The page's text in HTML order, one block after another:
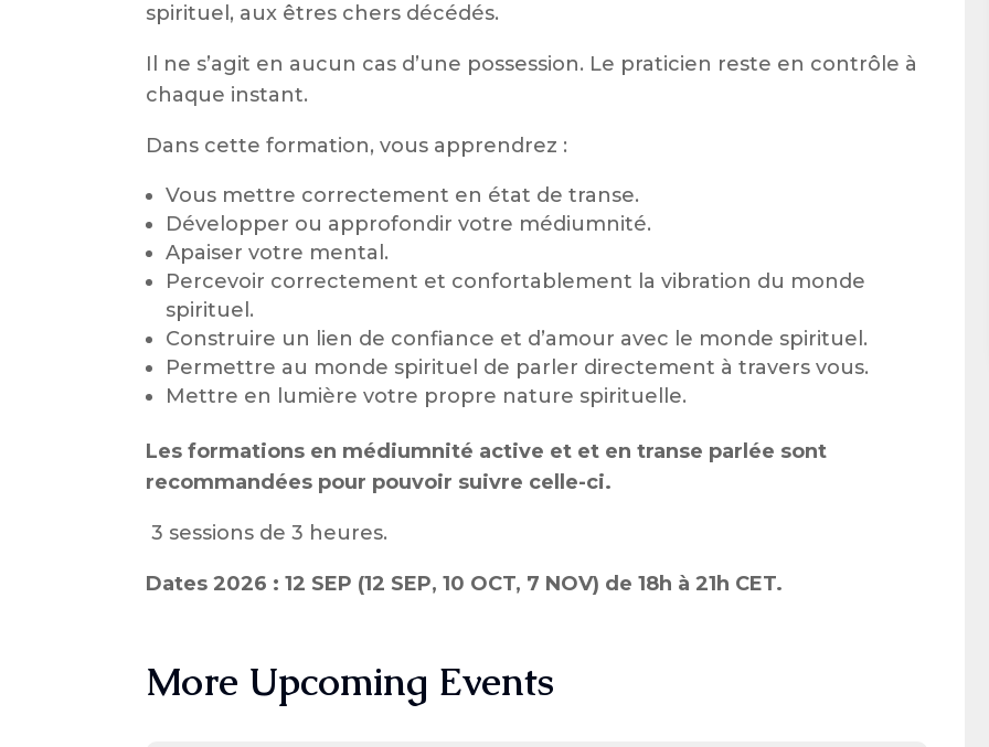
spirituel, aux êtres chers décédés.
Il ne s’agit en aucun cas d’une possession. Le praticien reste en contrôle à
chaque instant.
Dans cette formation, vous apprendrez :
Vous mettre correctement en état de transe.
Développer ou approfondir votre médiumnité.
Apaiser votre mental.
Percevoir correctement et confortablement la vibration du monde
spirituel.
Construire un lien de confiance et d’amour avec le monde spirituel.
Permettre au monde spirituel de parler directement à travers vous.
Mettre en lumière votre propre nature spirituelle.
Les formations en médiumnité active et et en transe parlée sont
recommandées pour pouvoir suivre celle-ci.
3 sessions de 3 heures.
Dates 2026 : 12 SEP (12 SEP, 10 OCT, 7 NOV) de 18h à 21h CET.
More Upcoming Events